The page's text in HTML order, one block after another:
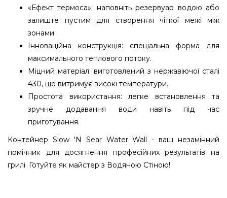
«Ефект термоса»: наповніть резервуар водою або
залиште пустим для створення чіткої межі між
зонами.
Інноваційна конструкція: спеціальна форма для
максимального теплового потоку.
Міцний матеріал: виготовлений з нержавіючої сталі
430, що витримує високі температури.
Простота використання: легке встановлення та
зручне додавання води навіть під час
приготування.
Контейнер Slow 'N Sear Water Wall - ваш незамінний
помічник для досягнення професійних результатів на
грилі. Готуйте як майстер з Водяною Стіною!